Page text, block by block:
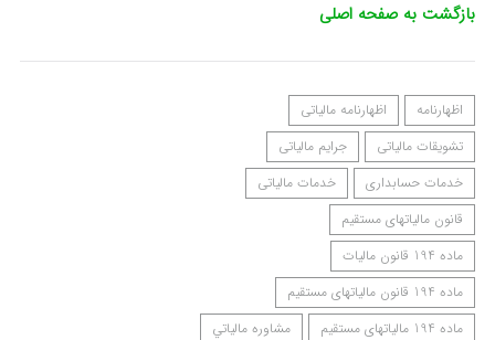
بازگشت به صفحه اصلی
اظهارنامه
اظهارنامه مالیاتی
تشویقات مالیاتی
جرایم مالیاتی
خدمات حسابداری
خدمات مالیاتی
قانون مالیاتهای مستقیم
ماده 194 قانون مالیات
ماده 194 قانون مالیاتهای مستقیم
ماده 194 مالیاتهای مستقیم
مشاوره مالياتي